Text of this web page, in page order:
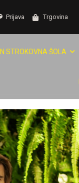
Prijava Trgovina
STROKOVNA ŠOLA